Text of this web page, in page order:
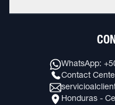
WhatsApp:
Contact
Honduras -